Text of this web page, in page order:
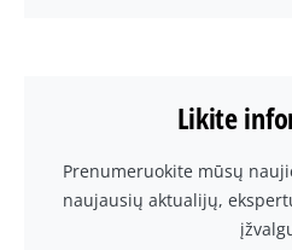
Likite
Prenumeruokite mūsų
naujausių aktualijų,